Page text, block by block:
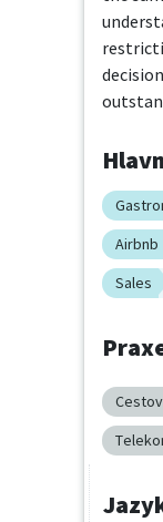
Airbnb
Sales